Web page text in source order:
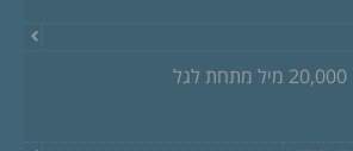
20,000 מיל מתחת לגל